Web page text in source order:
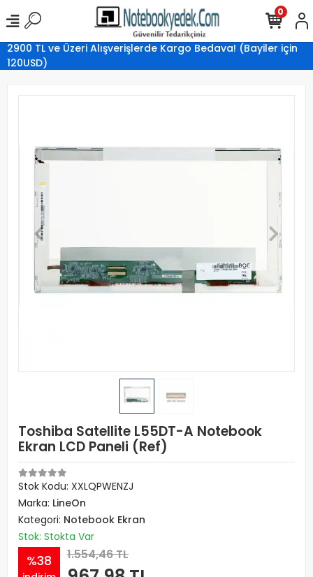
2900 TL ve Üzeri Alışverişlerde Kargo Bedava! (Bayiler için
120USD)
0
Toshiba Satellite L55DT-A Notebook
Ekran LCD Paneli (Ref)
Stok Kodu: XXLQPWENZJ
Marka: LineOn
Kategori: Notebook Ekran
Stok: Stokta Var
%38 1.554,46 TL